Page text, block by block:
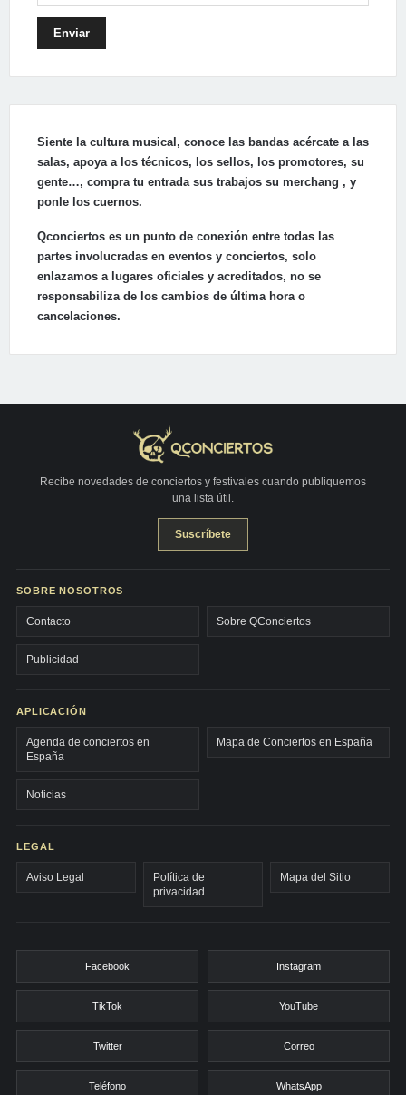
Enviar
Siente la cultura musical, conoce las bandas acércate a las
salas, apoya a los técnicos, los sellos, los promotores, su
gente…, compra tu entrada sus trabajos su merchang , y
ponle los cuernos.
Qconciertos es un punto de conexión entre todas las
partes involucradas en eventos y conciertos, solo
enlazamos a lugares oficiales y acreditados, no se
responsabiliza de los cambios de última hora o
cancelaciones.
Recibe novedades de conciertos y festivales cuando publiquemos
una lista útil.
Suscríbete
SOBRE NOSOTROS
Contacto Sobre QConciertos
Publicidad
APLICACIÓN
Agenda de conciertos en
España
Mapa de Conciertos en España
Noticias
LEGAL
Aviso Legal
Política de
privacidad
Mapa del Sitio
Facebook Instagram
TikTok YouTube
Twitter Correo
Teléfono WhatsApp